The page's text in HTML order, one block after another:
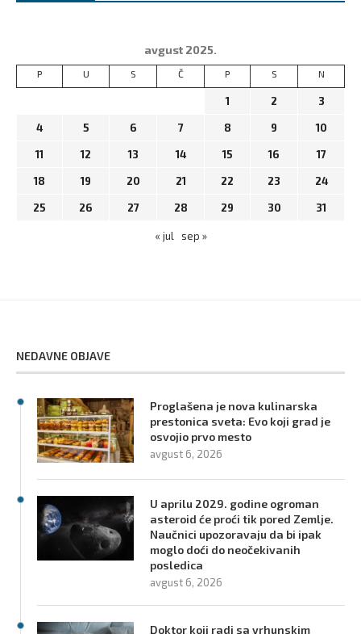
avgust 2025.
P U S Č P S N
1 2 3
4 5 6 7 8 9 10
11 12 13 14 15 16 17
18 19 20 21 22 23 24
25 26 27 28 29 30 31
« jul sep »
NEDAVNE OBJAVE
Proglašena je nova kulinarska
prestonica sveta: Evo koji grad je
osvojio prvo mesto
avgust 6, 2026
U aprilu 2029. godine ogroman
asteroid će proći tik pored Zemlje.
Naučnici upozoravaju da bi ipak
moglo doći do neočekivanih
posledica
avgust 6, 2026
Doktor koji radi sa vrhunskim